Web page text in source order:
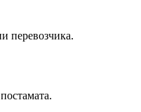
перевозчика.